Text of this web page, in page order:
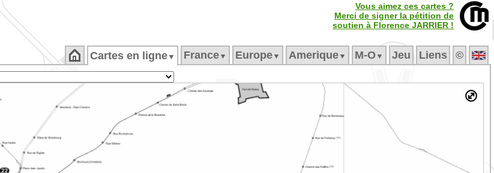
Vous aimez ces cartes ?
Merci de signer la pétition de
soutien à Florence JARRIER !
Cartes en ligne ▼ France ▼ Europe ▼ Amerique ▼ M‑O ▼ Jeu Liens ©